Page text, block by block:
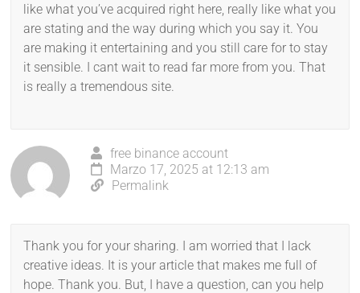
like what you’ve acquired right here, really like what you
are stating and the way during which you say it. You
are making it entertaining and you still care for to stay
it sensible. I cant wait to read far more from you. That
is really a tremendous site.
free binance account
Marzo 17, 2025 at 12:13 am
Permalink
Thank you for your sharing. I am worried that I lack
creative ideas. It is your article that makes me full of
hope. Thank you. But, I have a question, can you help